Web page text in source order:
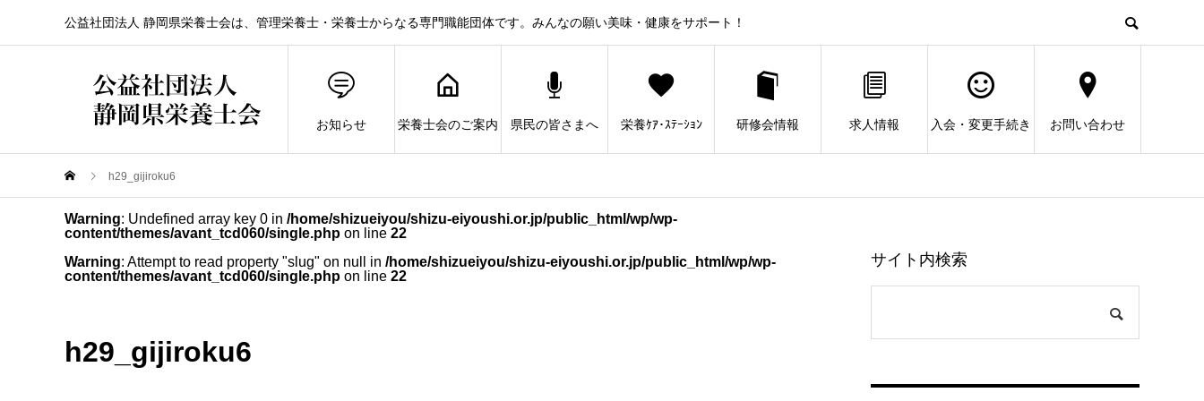
公益社団法人 静岡県栄養士会は、管理栄養士・栄養士からなる専門職能団体です。みんなの願い美味・健康をサポート！
お知らせ 栄養士会のご案内 県民の皆さまへ 栄養ｹｱ･ｽﾃｰｼｮﾝ 研修会情報 求人情報 入会・変更手続き お問い合わせ
h29_gijiroku6
Warning: Undefined array key 0 in /home/shizueiyou/shizu-eiyoushi.or.jp/public_html/wp/wp-
content/themes/avant_tcd060/single.php on line 22
Warning: Attempt to read property "slug" on null in /home/shizueiyou/shizu-eiyoushi.or.jp/public_html/wp/wp-
content/themes/avant_tcd060/single.php on line 22
h29_gijiroku6
サイト内検索